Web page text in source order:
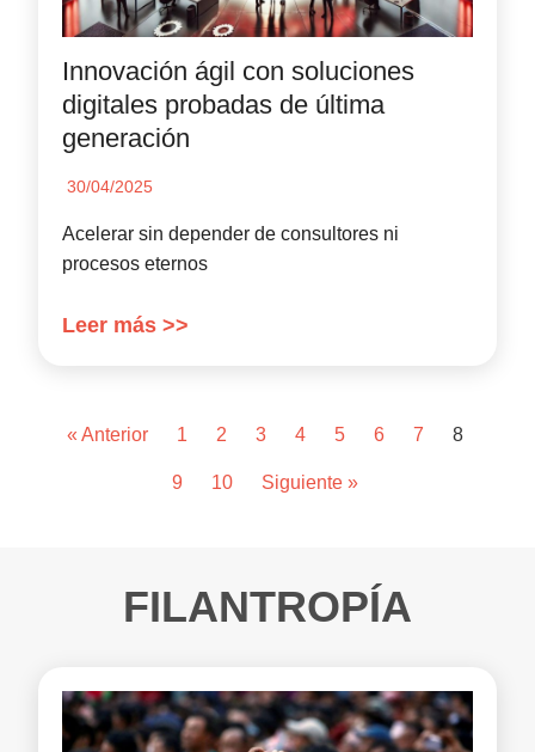
Innovación ágil con soluciones
digitales probadas de última
generación
30/04/2025
Acelerar sin depender de consultores ni
procesos eternos
Leer más >>
« Anterior 1 2 3 4 5 6 7 8
9 10 Siguiente »
FILANTROPÍA